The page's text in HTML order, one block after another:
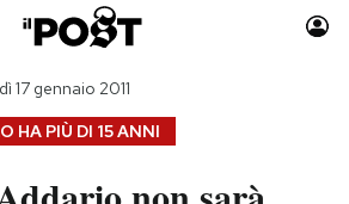
Auto
Moda
HA PIÙ DI 15 ANNI
17 gennaio 2011